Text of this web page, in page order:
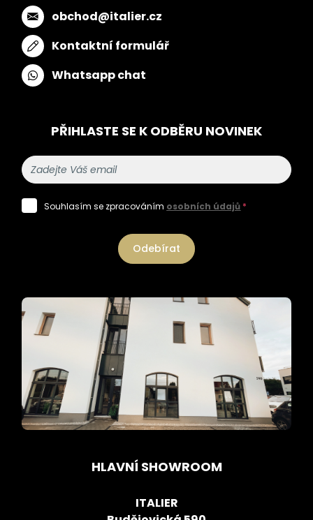
obchod@italier.cz
Kontaktní formulář
Whatsapp chat
PŘIHLASTE SE K ODBĚRU NOVINEK
Souhlasím se zpracováním osobních údajů *
Odebírat
HLAVNÍ SHOWROOM
ITALIER